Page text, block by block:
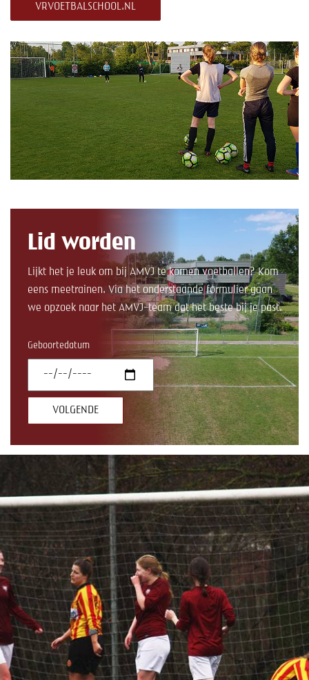
VRVOETBALSCHOOL.NL
Lid worden
Lijkt het je leuk om bij AMVJ te komen voetballen? Kom
eens meetrainen. Via het onderstaande formulier gaan
we opzoek naar het AMVJ-team dat het beste bij je past.
Geboortedatum